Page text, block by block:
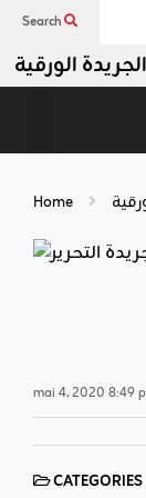
Search
الجريدة الورقية
Home
mai 4, 2020 8:49
CATEGORIES